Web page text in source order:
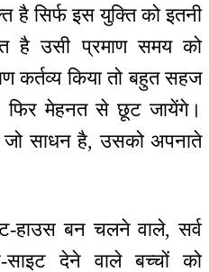
है सिर्फ इस युक्ति को इतनी
है उसी प्रमाण समय को
कर्तव्य किया तो बहुत सहज
फिर मेहनत से छूट जायेंगे।
साधन है, उसको अपनाते
हाउस बन चलने वाले, सर्व
देने वाले बच्चों को